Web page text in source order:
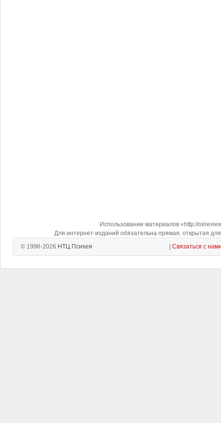
Использование материалов «http://
Для интернет-изданий обязательна прямая, открытая
© 1996-2026 НТЦ Психея Связаться с